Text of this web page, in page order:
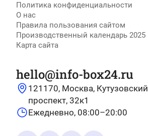
Политика конфиденциальности
О нас
Правила пользования сайтом
Производственный календарь 2025
Карта сайта
hello@info-box24.ru
121170, Москва, Кутузовский
проспект, 32к1
Ежедневно, 08:00–20:00